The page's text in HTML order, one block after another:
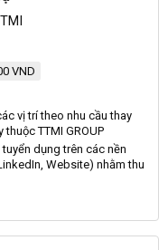
VND
vị trí theo nhu cầu thay
TTMI GROUP
tuyển dụng trên các nền
Website) nhằm thu